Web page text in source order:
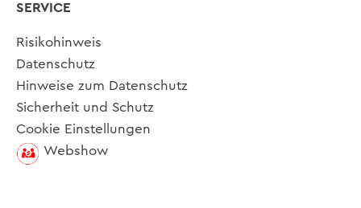
SERVICE
Risikohinweis
Datenschutz
Hinweise zum Datenschutz
Sicherheit und Schutz
Cookie Einstellungen
Webshow